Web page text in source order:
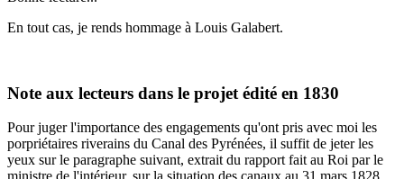
En tout cas, je rends hommage à Louis Galabert.
Note aux lecteurs dans le projet édité en 1830
Pour juger l'importance des engagements qu'ont pris avec moi les
porpriétaires riverains du Canal des Pyrénées, il suffit de jeter les
yeux sur le paragraphe suivant, extrait du rapport fait au Roi par le